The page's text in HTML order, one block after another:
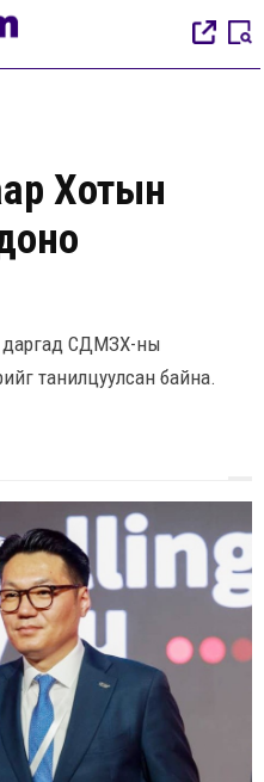
Хотын
даргад СДМЗХ-ны
танилцуулсан байна.